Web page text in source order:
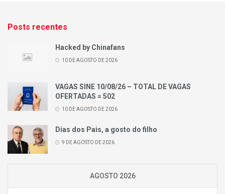
Posts recentes
Hacked by Chinafans
10 DE AGOSTO DE 2026
VAGAS SINE 10/08/26 – TOTAL DE VAGAS
OFERTADAS = 502
10 DE AGOSTO DE 2026
Dias dos Pais, a gosto do filho
9 DE AGOSTO DE 2026
AGOSTO 2026